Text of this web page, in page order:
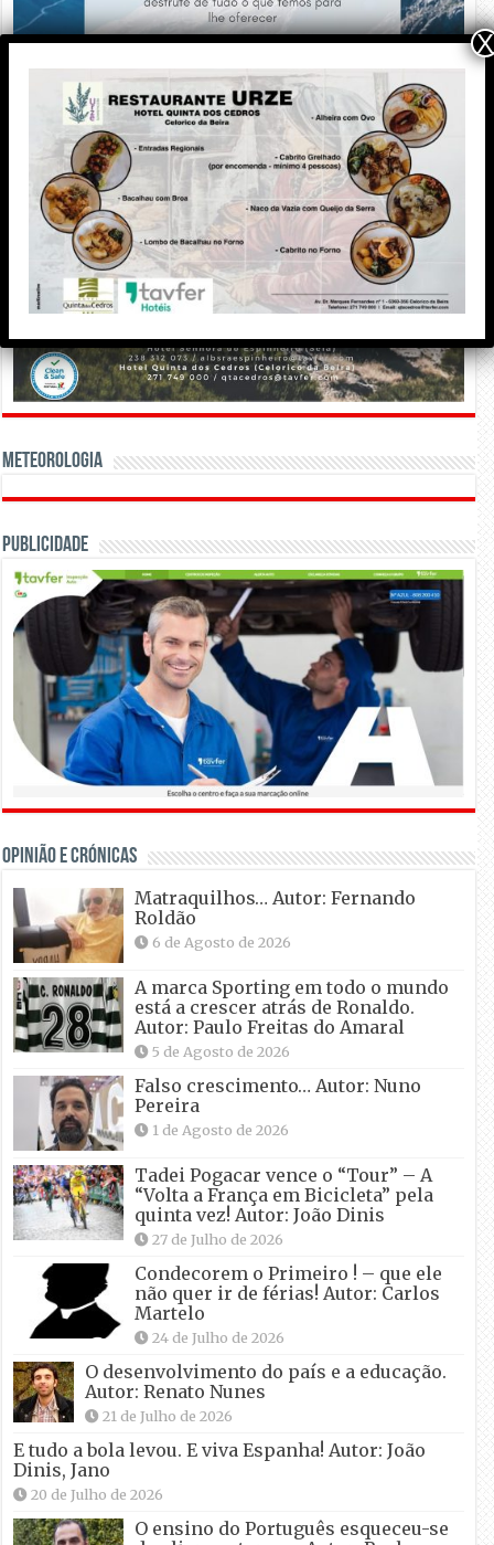
Meteorologia
Publicidade
OPINIÃO E CRÓNICAS
Matraquilhos… Autor: Fernando
Roldão
6 de Agosto de 2026
A marca Sporting em todo o mundo
está a crescer atrás de Ronaldo.
Autor: Paulo Freitas do Amaral
5 de Agosto de 2026
Falso crescimento… Autor: Nuno
Pereira
1 de Agosto de 2026
Tadei Pogacar vence o “Tour” – A
“Volta a França em Bicicleta” pela
quinta vez! Autor: João Dinis
27 de Julho de 2026
Condecorem o Primeiro ! – que ele
não quer ir de férias! Autor: Carlos
Martelo
24 de Julho de 2026
O desenvolvimento do país e a educação.
Autor: Renato Nunes
21 de Julho de 2026
E tudo a bola levou. E viva Espanha! Autor: João
Dinis, Jano
20 de Julho de 2026
O ensino do Português esqueceu-se
X